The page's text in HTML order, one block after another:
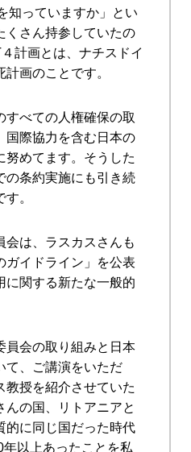
知っていますか」とい
くさん持参していたの
計画とは、ナチスドイ
画のことです。
すべての人権確保の取
国際協力を含む日本の
努めてます。そうした
の条約実施にも引き続
。
会は、ラスカスさんも
ガイドライン」を公表
に関する新たな一般的
員会の取り組みと日本
て、ご講演をいただ
教授を紹介させていた
んの国、リトアニアと
的に同じ国だった時代
以上あったことを私